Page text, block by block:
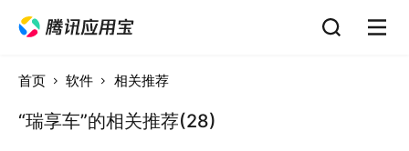
首页 软件 相关推荐
“瑞享车”的相关推荐(28)